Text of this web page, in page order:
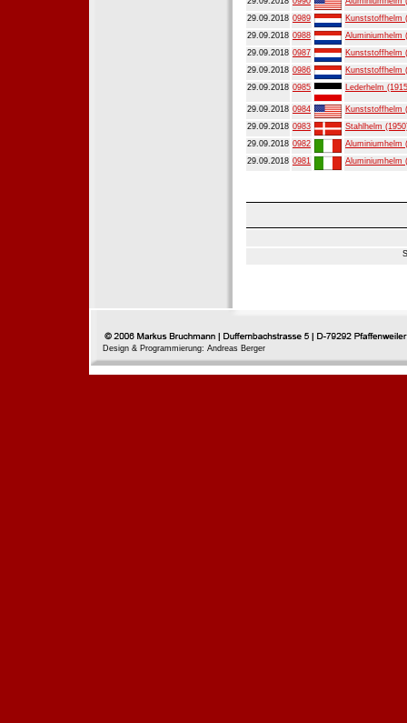
29.09.2018 0989
Kunststoffhelm
29.09.2018 0988
Aluminiumhelm
29.09.2018 0987
Kunststoffhelm
29.09.2018 0986
Kunststoffhelm
29.09.2018 0985 Lederhelm
29.09.2018 0984
Kunststoffhelm
29.09.2018 0983
Stahlhelm
29.09.2018 0982
Aluminiumhelm
29.09.2018 0981 Aluminiumhelm
Design & Programmierung: Andreas Berger